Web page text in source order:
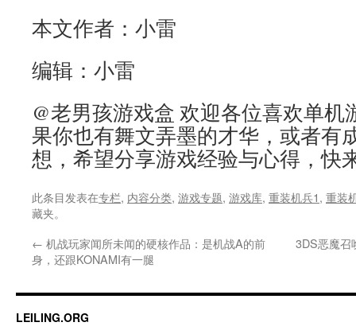
本文作者：小雷
编辑：小雷
@老男孩游戏盒 欢迎各位喜欢单
果你也有舞文弄墨的才华，或者有
想，希望分享游戏经验与心得，快
此条目发表在专栏, 内容分类, 游戏专题, 游戏库, 重装机兵1, 重装
藏夹。
← 机战玩家闻所未闻的硬核作品：是机战A的前
身，还跟KONAMI有一腿
3DS恶魔召
LEILING.ORG